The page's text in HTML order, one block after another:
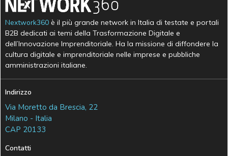
Nextwork360 è il più grande network in Italia di testate e portali
B2B dedicati ai temi della Trasformazione Digitale e
dell’Innovazione Imprenditoriale. Ha la missione di diffondere la
cultura digitale e imprenditoriale nelle imprese e pubbliche
amministrazioni italiane.
Indirizzo
Via Moretto da Brescia, 22
Milano - Italia
CAP 20133
Contatti